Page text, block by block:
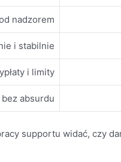
nadzorem
i stabilnie
i limity
absurdu
supportu widać, czy